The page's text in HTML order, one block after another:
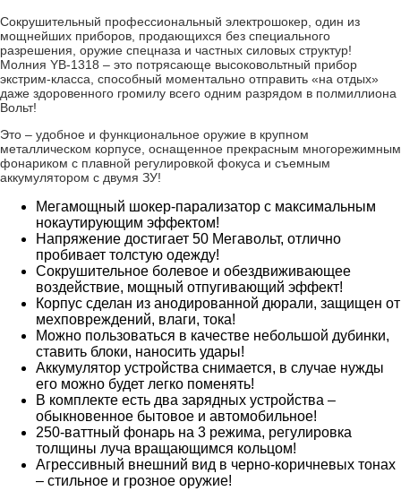
Сокрушительный профессиональный электрошокер, один из
мощнейших приборов, продающихся без специального
разрешения, оружие спецназа и частных силовых структур!
Молния YB-1318 – это потрясающе высоковольтный прибор
экстрим-класса, способный моментально отправить «на отдых»
даже здоровенного громилу всего одним разрядом в полмиллиона
Вольт!
Это – удобное и функциональное оружие в крупном
металлическом корпусе, оснащенное прекрасным многорежимным
фонариком с плавной регулировкой фокуса и съемным
аккумулятором с двумя ЗУ!
Мегамощный шокер-парализатор с максимальным
нокаутирующим эффектом!
Напряжение достигает 50 Мегавольт, отлично
пробивает толстую одежду!
Сокрушительное болевое и обездвиживающее
воздействие, мощный отпугивающий эффект!
Корпус сделан из анодированной дюрали, защищен от
мехповреждений, влаги, тока!
Можно пользоваться в качестве небольшой дубинки,
ставить блоки, наносить удары!
Аккумулятор устройства снимается, в случае нужды
его можно будет легко поменять!
В комплекте есть два зарядных устройства –
обыкновенное бытовое и автомобильное!
250-ваттный фонарь на 3 режима, регулировка
толщины луча вращающимся кольцом!
Агрессивный внешний вид в черно-коричневых тонах
– стильное и грозное оружие!